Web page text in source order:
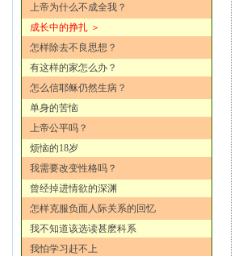
上帝为什么不成全我？
成长中的挣扎 ＞
怎样除去不良思想？
有这样的家怎么办？
怎么信耶稣仍然生病？
单身的苦恼
上帝公平吗？
烦恼的18岁
我需要改变性格吗？
曾经掉进情欲的深渊
怎样克服负面人际关系的回忆
我不知道该选读甚麽科系
我怕学习赶不上